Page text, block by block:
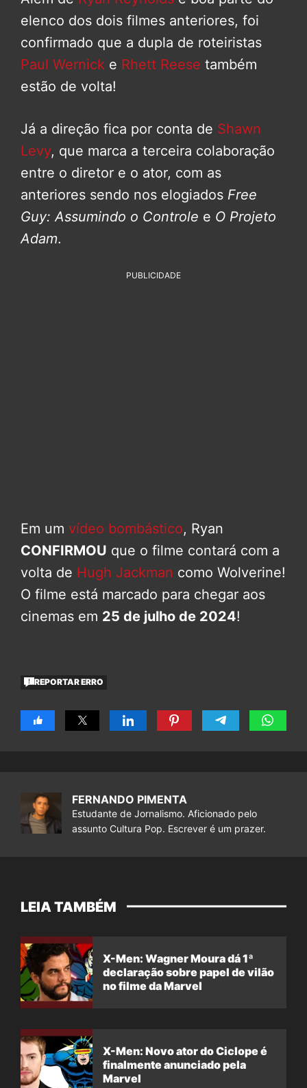
elenco dos dois filmes anteriores, foi
confirmado que a dupla de roteiristas
Paul Wernick e Rhett Reese também
estão de volta!
Já a direção fica por conta de Shawn
Levy, que marca a terceira colaboração
entre o diretor e o ator, com as
anteriores sendo nos elogiados Free
Guy: Assumindo o Controle e O Projeto
Adam.
PUBLICIDADE
Em um vídeo bombástico, Ryan
CONFIRMOU que o filme contará com a
volta de Hugh Jackman como Wolverine!
O filme está marcado para chegar aos
cinemas em 25 de julho de 2024!
REPORTAR ERRO
FERNANDO PIMENTA
Estudante de Jornalismo. Aficionado pelo
assunto Cultura Pop. Escrever é um prazer.
LEIA TAMBÉM
X-Men: Wagner Moura dá 1ª
declaração sobre papel de vilão
no filme da Marvel
X-Men: Novo ator do Ciclope é
finalmente anunciado pela
Marvel